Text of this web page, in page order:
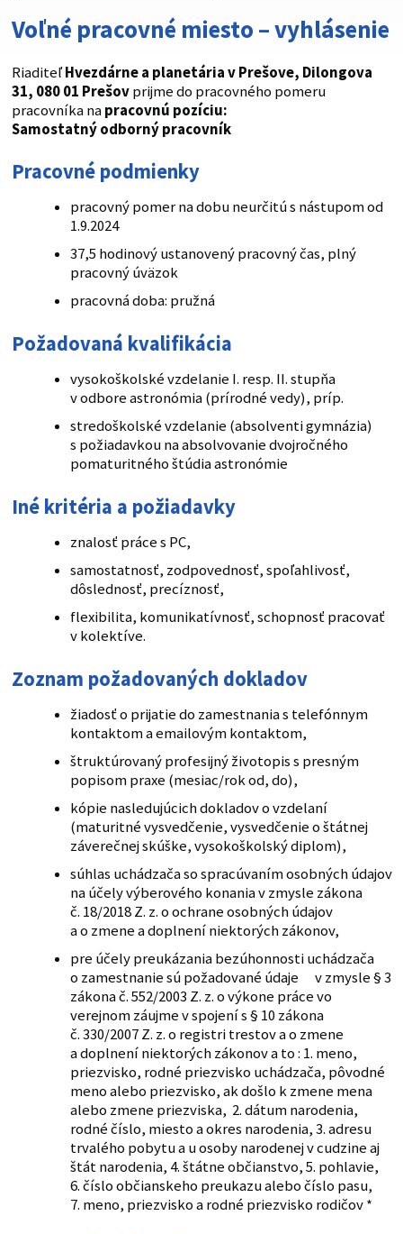
Voľné pracovné miesto – vyhlásenie
RiaditeľHvezdárne a planetária v Prešove, Dilongova
31, 080 01 Prešovprijme do pracovného pomeru
pracovníka napracovnú pozíciu:
Samostatný odborný pracovník
Pracovné podmienky
pracovný pomer na dobu neurčitú s nástupom od
1.9.2024
37,5 hodinový ustanovený pracovný čas, plný
pracovný úväzok
pracovná doba: pružná
Požadovaná kvalifikácia
vysokoškolské vzdelanie I. resp. II. stupňa
v odbore astronómia (prírodné vedy), príp.
stredoškolské vzdelanie (absolventi gymnázia)
s požiadavkou na absolvovanie dvojročného
pomaturitného štúdia astronómie
Iné kritéria a požiadavky
znalosť práce s PC,
samostatnosť, zodpovednosť, spoľahlivosť,
dôslednosť, precíznosť,
flexibilita, komunikatívnosť, schopnosť pracovať
v kolektíve.
Zoznam požadovaných dokladov
žiadosť o prijatie do zamestnania s telefónnym
kontaktom a emailovým kontaktom,
štruktúrovaný profesijný životopis s presným
popisom praxe (mesiac/rok od, do),
kópie nasledujúcich dokladov o vzdelaní
(maturitné vysvedčenie, vysvedčenie o štátnej
záverečnej skúške, vysokoškolský diplom),
súhlas uchádzača so spracúvaním osobných údajov
na účely výberového konania v zmysle zákona
č. 18/2018 Z. z. o ochrane osobných údajov
a o zmene a doplnení niektorých zákonov,
pre účely preukázania bezúhonnosti uchádzača
o zamestnanie sú požadované údaje v zmysle § 3
zákona č. 552/2003 Z. z. o výkone práce vo
verejnom záujme v spojení s § 10 zákona
č. 330/2007 Z. z. o registri trestov a o zmene
a doplnení niektorých zákonov a to : 1. meno,
priezvisko, rodné priezvisko uchádzača, pôvodné
meno alebo priezvisko, ak došlo k zmene mena
alebo zmene priezviska, 2. dátum narodenia,
rodné číslo, miesto a okres narodenia, 3. adresu
trvalého pobytu a u osoby narodenej v cudzine aj
štát narodenia, 4. štátne občianstvo, 5. pohlavie,
6. číslo občianskeho preukazu alebo číslo pasu,
7. meno, priezvisko a rodné priezvisko rodičov *